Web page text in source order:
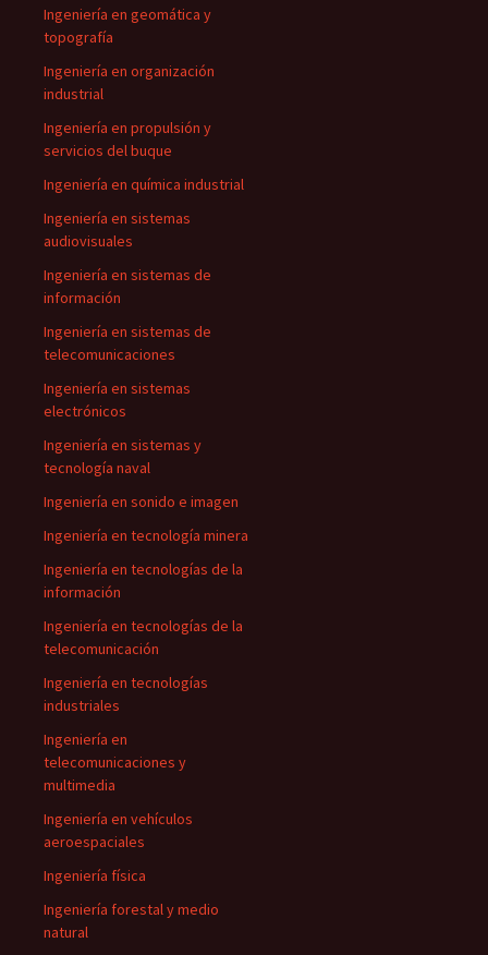
Ingeniería en geomática y
topografía
Ingeniería en organización
industrial
Ingeniería en propulsión y
servicios del buque
Ingeniería en química industrial
Ingeniería en sistemas
audiovisuales
Ingeniería en sistemas de
información
Ingeniería en sistemas de
telecomunicaciones
Ingeniería en sistemas
electrónicos
Ingeniería en sistemas y
tecnología naval
Ingeniería en sonido e imagen
Ingeniería en tecnología minera
Ingeniería en tecnologías de la
información
Ingeniería en tecnologías de la
telecomunicación
Ingeniería en tecnologías
industriales
Ingeniería en
telecomunicaciones y
multimedia
Ingeniería en vehículos
aeroespaciales
Ingeniería física
Ingeniería forestal y medio
natural